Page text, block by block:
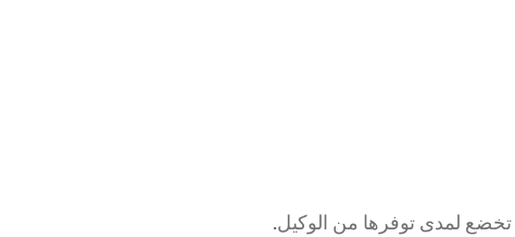
تخضع لمدى توفرها من الوكيل.